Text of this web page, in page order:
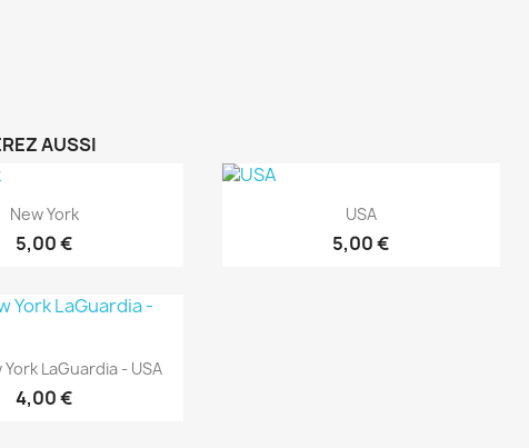
AUSSI
Aperçu rapide
New York
5,00 €
Aperçu rapide
USA
5,00 €
rapide
York LaGuardia - USA
4,00 €